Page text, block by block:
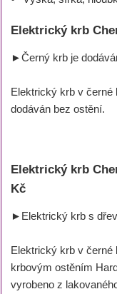
Elektrický krb
►Černý krb je
Elektrický krb v
dodáván bez ostění.
Elektrický krb
Kč
►Elektrický krb s
Elektrický krb v černé
krbovým ostěním
vyrobeno z